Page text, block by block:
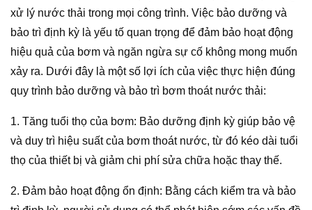
xử lý nước thải trong mọi công trình. Việc bảo dưỡng và
bảo trì định kỳ là yếu tố quan trọng để đảm bảo hoạt động
hiệu quả của bơm và ngăn ngừa sự cố không mong muốn
xảy ra. Dưới đây là một số lợi ích của việc thực hiện đúng
quy trình bảo dưỡng và bảo trì bơm thoát nước thải:
1. Tăng tuổi thọ của bơm: Bảo dưỡng định kỳ giúp bảo vệ
và duy trì hiệu suất của bơm thoát nước, từ đó kéo dài tuổi
thọ của thiết bị và giảm chi phí sửa chữa hoặc thay thế.
2. Đảm bảo hoạt động ổn định: Bằng cách kiểm tra và bảo